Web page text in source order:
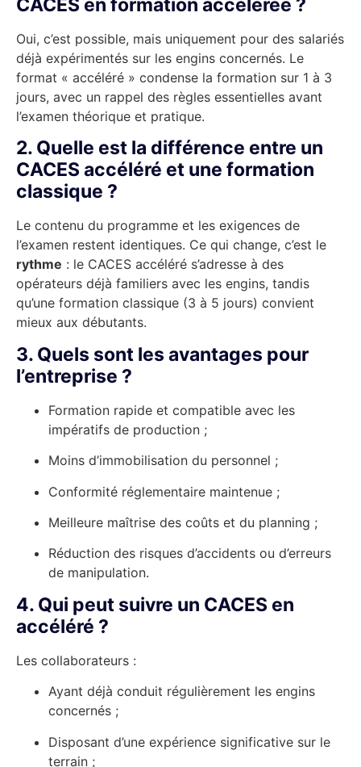
CACES en formation accélérée ?
Oui, c’est possible, mais uniquement pour des salariés
déjà expérimentés sur les engins concernés. Le
format « accéléré » condense la formation sur 1 à 3
jours, avec un rappel des règles essentielles avant
l’examen théorique et pratique.
2. Quelle est la différence entre un
CACES accéléré et une formation
classique ?
Le contenu du programme et les exigences de
l’examen restent identiques. Ce qui change, c’est le
rythme : le CACES accéléré s’adresse à des
opérateurs déjà familiers avec les engins, tandis
qu’une formation classique (3 à 5 jours) convient
mieux aux débutants.
3. Quels sont les avantages pour
l’entreprise ?
Formation rapide et compatible avec les
impératifs de production ;
Moins d’immobilisation du personnel ;
Conformité réglementaire maintenue ;
Meilleure maîtrise des coûts et du planning ;
Réduction des risques d’accidents ou d’erreurs
de manipulation.
4. Qui peut suivre un CACES en
accéléré ?
Les collaborateurs :
Ayant déjà conduit régulièrement les engins
concernés ;
Disposant d’une expérience significative sur le
terrain ;